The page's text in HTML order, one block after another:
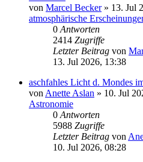
von Marcel Becker» 13. Jul
atmosphärische
0 Antworten
2414 Zugriffe
Letzter Beitrag von
13. Jul 2026, 13:38
aschfahles Licht d. Mondes
von Anette Aslan » 10. Jul
Astronomie
0 Antworten
5988 Zugriffe
Letzter Beitrag von
10. Jul 2026, 08:28